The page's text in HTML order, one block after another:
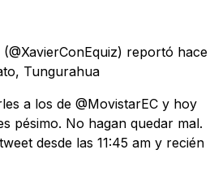
(@XavierConEquiz) reportó hace
Tungurahua
a los de @MovistarEC y hoy
pésimo. No hagan quedar mal.
desde las 11:45 am y recién